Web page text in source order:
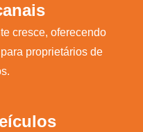
cresce, oferecendo
proprietários de